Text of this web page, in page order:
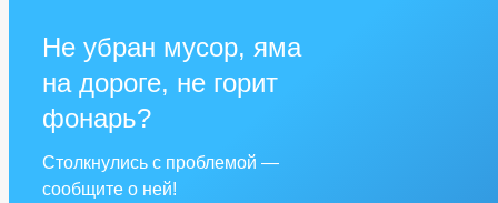
Не убран мусор, яма
на дороге, не горит
фонарь?
Столкнулись с проблемой —
сообщите о ней!